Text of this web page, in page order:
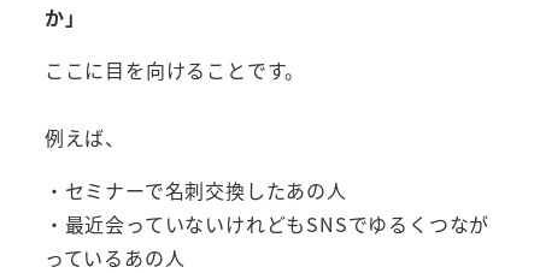
か」
ここに目を向けることです。
例えば、
・セミナーで名刺交換したあの人
・最近会っていないけれどもSNSでゆるくつなが
っているあの人